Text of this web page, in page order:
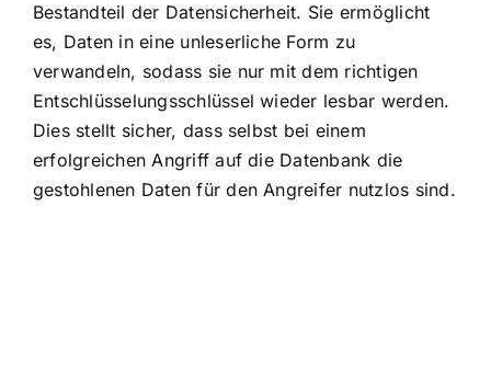
Bestandteil der Datensicherheit. Sie ermöglicht
es, Daten in eine unleserliche Form zu
verwandeln, sodass sie nur mit dem richtigen
Entschlüsselungsschlüssel wieder lesbar werden.
Dies stellt sicher, dass selbst bei einem
erfolgreichen Angriff auf die Datenbank die
gestohlenen Daten für den Angreifer nutzlos sind.